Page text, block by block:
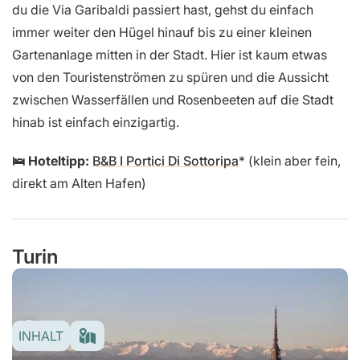
du die Via Garibaldi passiert hast, gehst du einfach
immer weiter den Hügel hinauf bis zu einer kleinen
Gartenanlage mitten in der Stadt. Hier ist kaum etwas
von den Touristenströmen zu spüren und die Aussicht
zwischen Wasserfällen und Rosenbeeten auf die Stadt
hinab ist einfach einzigartig.
🛌 Hoteltipp: B&B I Portici Di Sottoripa
(klein aber fein,
direkt am Alten Hafen)
Turin
INHALT